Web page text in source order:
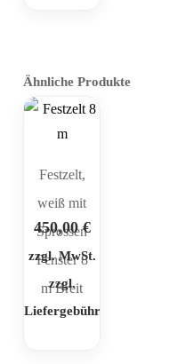
Ähnliche Produkte
Festzelt,
weiß mit
Sprossen
Fenster 8
m Breit
450,00€
zzgl. MwSt.
zzgl.
Liefergebühr